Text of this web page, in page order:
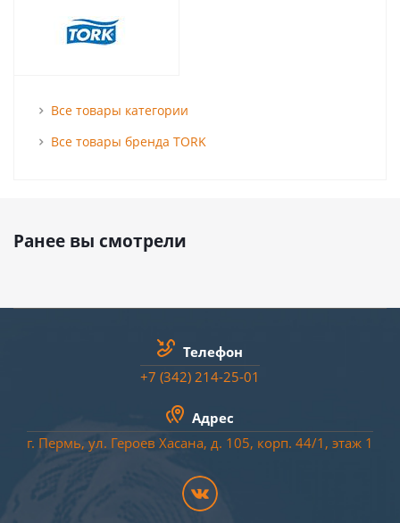
Все товары категории
Все товары бренда TORK
Ранее вы смотрели
Телефон
+7 (342) 214-25-01
Адрес
г. Пермь, ул. Героев Хасана, д. 105, корп. 44/1 , этаж 1